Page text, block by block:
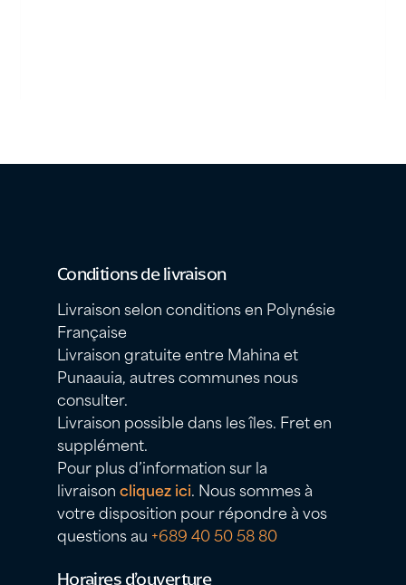
Conditions de livraison
Livraison selon conditions en Polynésie
Française
Livraison gratuite entre Mahina et
Punaauia, autres communes nous
consulter.
Livraison possible dans les îles. Fret en
supplément.
Pour plus d’information sur la
livraisoncliquez ici. Nous sommes à
votre disposition pour répondre à vos
questions au +689 40 50 58 80
Horaires d’ouverture